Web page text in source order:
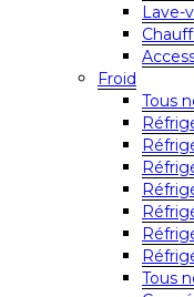
Lave-
Froid
Tous
Tous